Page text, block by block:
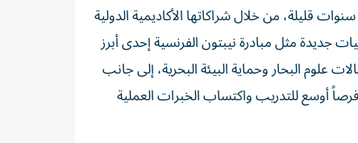
قليلة، من خلال شراكاتها الأكاديمية الدولية
جديدة مثل مبادرة نيبتون الفرنسية إحدى أبرز
علوم البحار وحماية البيئة البحرية، إلى جانب
أوسع للتدريب واكتساب الخبرات العملية